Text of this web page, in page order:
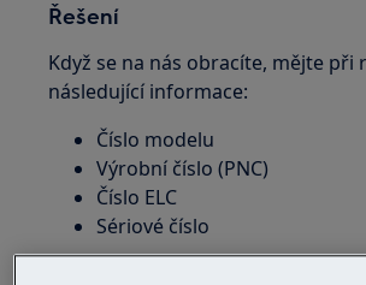
Řešení
Když se na nás obracíte, mějte při
následující informace:
Číslo modelu
Výrobní číslo (PNC)
Číslo ELC
Sériové číslo